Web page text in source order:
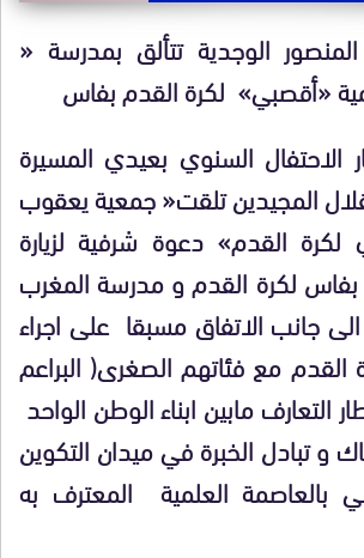
الوجدية تتألق بمدرسة «
«أقصبي» لكرة القدم بفاس
السنوي بعيدي المسيرة
المجيدين تلقت« جمعية يعقوب
لكرة القدم» دعوة شرفية لزيارة
بفاس لكرة القدم و مدرسة المغرب
جانب الاتفاق مسبقا على اجراء
مع فئاتهم الصغرى( البراعم
التعارف مابين ابناء الوطن الواحد
و تبادل الخبرة في ميدان التكوين
بالعاصمة العلمية المعترف به